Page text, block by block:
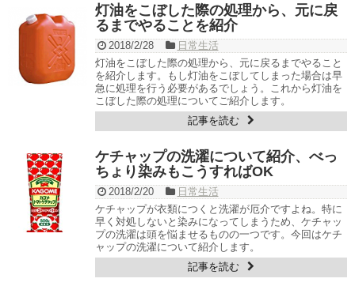
灯油をこぼした際の処理から、元に戻
るまでやることを紹介
2018/2/28
日常生活
灯油をこぼした際の処理から、元に戻るまでやること
を紹介します。もし灯油をこぼしてしまった場合は早
急に処理を行う必要があるでしょう。これから灯油を
こぼした際の処理についてご紹介します。
記事を読む
ケチャップの洗濯について紹介、べっ
ちょり染みもこうすればOK
2018/2/20
日常生活
ケチャップが衣類につくと洗濯が厄介ですよね。特に
早く対処しないと染みになってしまうため、ケチャッ
プの洗濯は頭を悩ませるものの一つです。今回はケチ
ャップの洗濯について紹介します。
記事を読む